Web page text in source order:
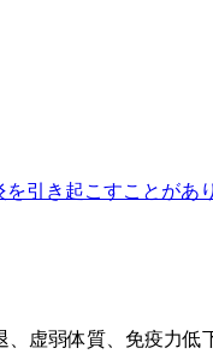
引き起こすことがあり
虚弱体質、免疫力